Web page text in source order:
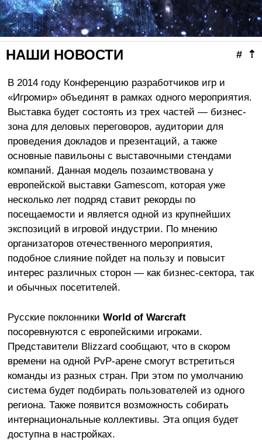
⇡
#
НАШИ НОВОСТИ
В 2014 году Конференцию разработчиков игр и
«Игромир» объединят в рамках одного мероприятия.
Выставка будет состоять из трех частей — бизнес-
зона для деловых переговоров, аудитории для
проведения докладов и презентаций, а также
основные павильоны с выставочными стендами
компаний. Данная модель позаимствована у
европейской выставки Gamescom, которая уже
несколько лет подряд ставит рекорды по
посещаемости и является одной из крупнейших
экспозиций в игровой индустрии. По мнению
организаторов отечественного мероприятия,
подобное слияние пойдет на пользу и повысит
интерес различных сторон — как бизнес-сектора, так
и обычных посетителей.
Русские поклонники World of Warcraft
посоревнуются с европейскими игроками.
Представители Blizzard сообщают, что в скором
времени на одной PvP-арене смогут встретиться
команды из разных стран. При этом по умолчанию
система будет подбирать пользователей из одного
региона. Также появится возможность собирать
интернациональные коллективы. Эта опция будет
доступна в настройках.